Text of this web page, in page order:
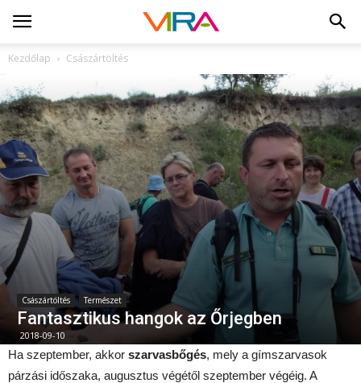
Kezdőlap Császártöltés
Császártöltés Természet
Fantasztikus hangok az Őrjegben
2018-09-10
Ha szeptember, akkor szarvasbőgés, mely a gímszarvasok
párzási időszaka, augusztus végétől szeptember végéig. A